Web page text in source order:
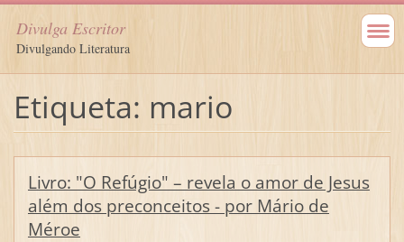
Divulga Escritor
Divulgando Literatura
Etiqueta: mario
Livro: "O Refúgio" – revela o amor de Jesus
além dos preconceitos‏ - por Mário de
Méroe